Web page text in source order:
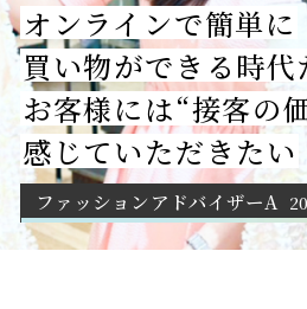
中
途
採
用
オンラインで簡単に
買い物ができる時代
お客様には“接客の
感じていただきたい
ファッションアドバイザーA